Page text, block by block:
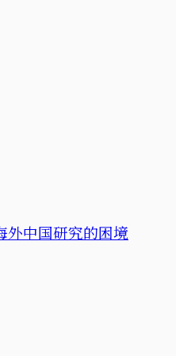
外中国研究的困境